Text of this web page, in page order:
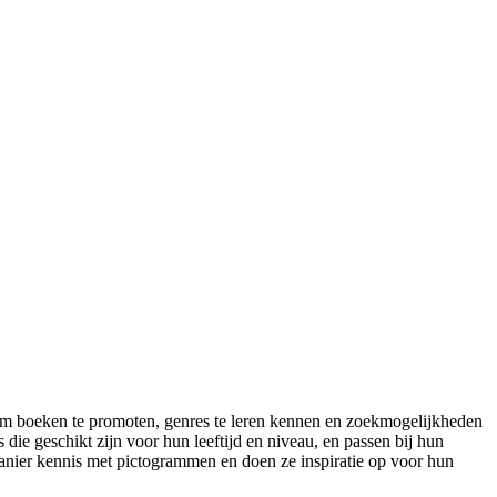
boeken te promoten, genres te leren kennen en zoekmogelijkheden
geschikt zijn voor hun leeftijd en niveau, en passen bij hun
kennis met pictogrammen en doen ze inspiratie op voor hun